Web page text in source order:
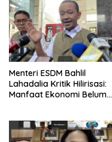
Menteri ESDM Bahlil
Lahadalia Kritik Hilirisasi:
Manfaat Ekonomi Belum